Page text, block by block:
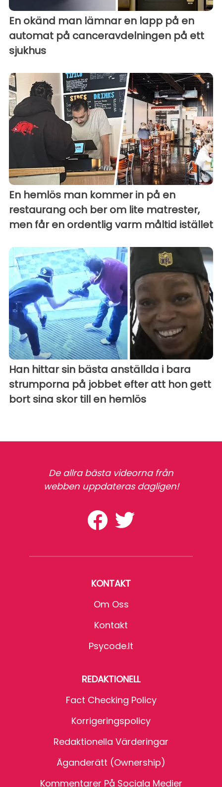
En okänd man lämnar en lapp på en
automat på canceravdelningen på ett
sjukhus
En hemlös man kommer in på en
restaurang och ber om lite matrester,
men får en ordentlig varm måltid istället
Han hittar sin bästa anställda i bara
strumporna på jobbet efter att hon gett
bort sina skor till en hemlös
De allra bästa videorna från
webben uppdateras dagligen!
KONTAKT
Om Oss
Kontakt
Psycode.it
REDAKTIONELL
Fact Checking Policy
Korrigeringspolicy
Redaktionella Värderingar
Äganderätt (Ownership)
Kommentarer På Sociala Medier